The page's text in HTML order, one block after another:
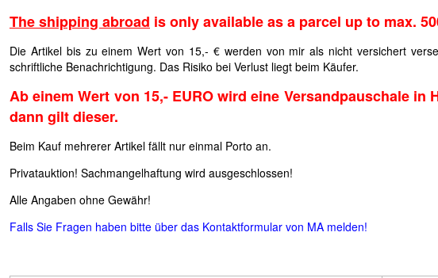
The shipping abroad is only available as a parcel up to max.
Die Artikel bis zu einem Wert von 15,- € werden von mir als nicht versichert
schriftliche Benachrichtigung. Das Risiko bei Verlust liegt beim Käufer.
Ab einem Wert von 15,- EURO wird eine Versandpauschale
dann gilt dieser.
Beim Kauf mehrerer Artikel fällt nur einmal Porto an.
Privatauktion! Sachmangelhaftung wird ausgeschlossen!
Alle Angaben ohne Gewähr!
Falls Sie Fragen haben bitte über das Kontaktformular von MA melden!